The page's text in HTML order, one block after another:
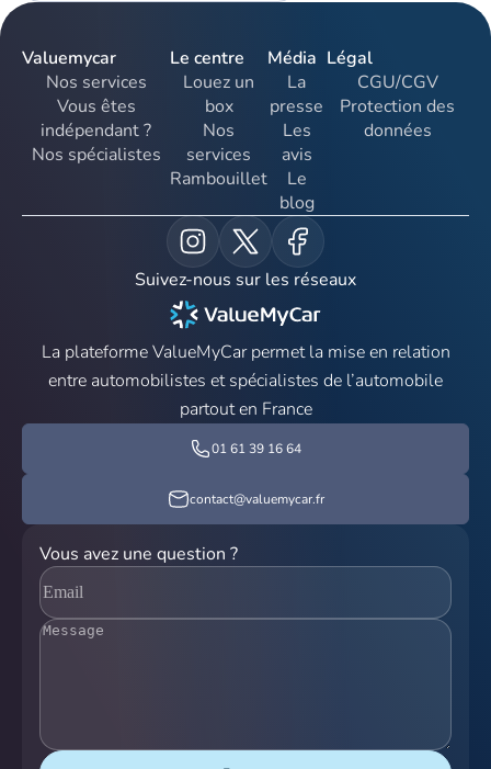
Valuemycar
Nos services
Vous êtes
indépendant ?
Nos spécialistes
Le centre
Louez un
box
Nos
services
Rambouillet
Média
La
presse
Les
avis
Le
blog
Légal
CGU/CGV
Protection des
données
Suivez-nous sur les réseaux
La plateforme ValueMyCar permet la mise en relation
entre automobilistes et spécialistes de l’automobile
partout en France
01 61 39 16 64
contact@valuemycar.fr
Vous avez une question ?